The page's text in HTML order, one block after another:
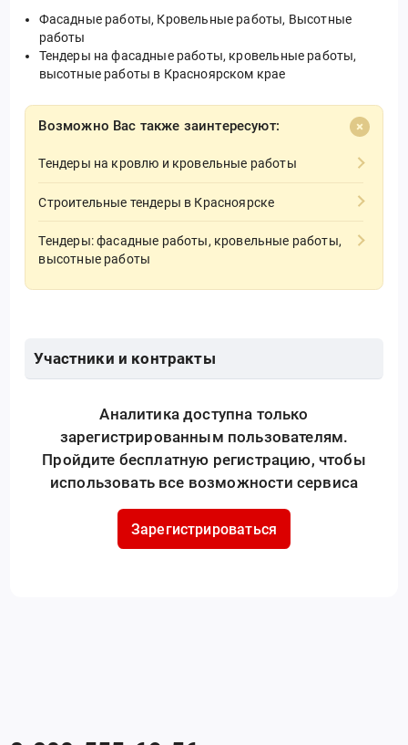
Фасадные работы, Кровельные работы, Высотные
работы
Тендеры на фасадные работы, кровельные работы,
высотные работы в Красноярском крае
Возможно Вас также заинтересуют:
Тендеры на кровлю и кровельные работы
Строительные тендеры в Красноярске
Тендеры: фасадные работы, кровельные работы,
высотные работы
Участники и контракты
Аналитика доступна только
зарегистрированным пользователям.
Пройдите бесплатную регистрацию, чтобы
использовать все возможности сервиса
Зарегистрироваться